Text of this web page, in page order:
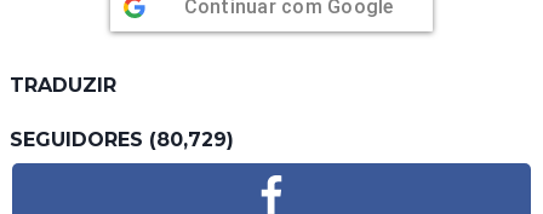
Continuar com Google
TRADUZIR
SEGUIDORES (80,729)